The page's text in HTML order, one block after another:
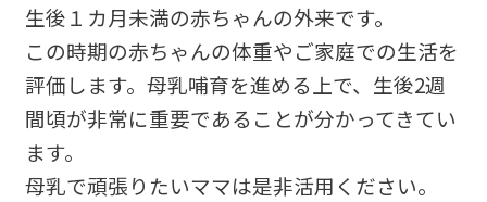
生後１カ月未満の赤ちゃんの外来です。
この時期の赤ちゃんの体重やご家庭での生活を
評価します。母乳哺育を進める上で、生後2週
間頃が非常に重要であることが分かってきてい
ます。
母乳で頑張りたいママは是非活用ください。